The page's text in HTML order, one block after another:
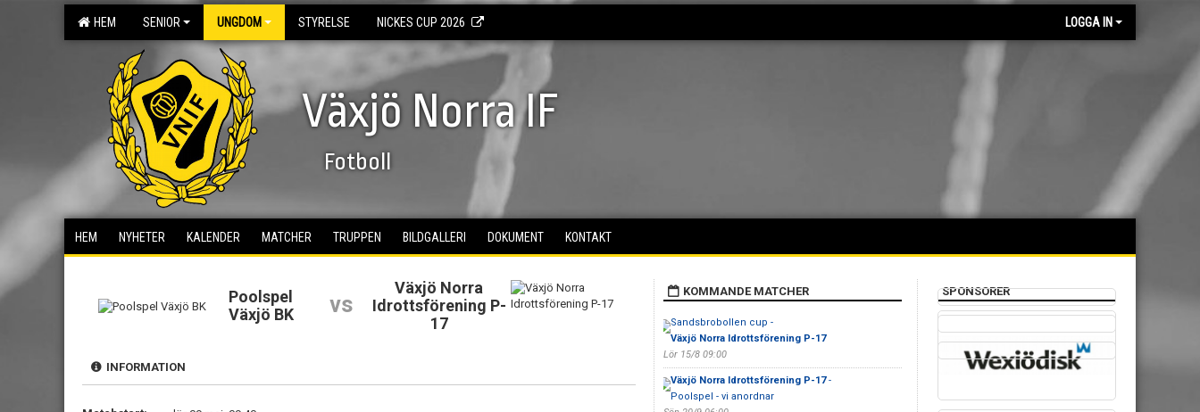
HEM SENIOR UNGDOM STYRELSE NICKES CUP 2026 LOGGA IN
Växjö Norra IF
Fotboll
HEM NYHETER KALENDER MATCHER TRUPPEN BILDGALLERI DOKUMENT KONTAKT
Poolspel
Växjö BK
vs
Växjö Norra
Idrottsförening P-
17
INFORMATION
KOMMANDE MATCHER
Sandsbrobollen cup -
Växjö Norra Idrottsförening P-17
Lör 15/8 09:00
Växjö Norra Idrottsförening P-17-
Poolspel - vi anordnar
SPONSORER